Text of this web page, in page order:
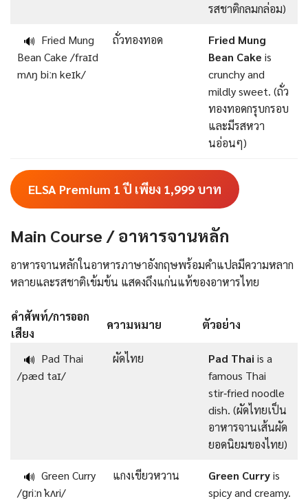
รสชาติกลมกล่อม)
🔊 Fried Mung
Bean Cake /fraɪd
mʌŋ biːn keɪk/
ถั่วทองทอด
Fried Mung
Bean Cake is
crunchy and
mildly sweet. (ถั่ว
ทองทอดกรุบกรอบ
และมีรสหวา
นอ่อนๆ)
ELSA Premium 1 ปี เพียง 1,999 บาท
Main Course / อาหารจานหลัก
อาหารจานหลักในอาหารภาษาอังกฤษพร้อมคําแปลมีความหลาก
หลายและรสชาติเข้มข้น แสดงถึงแก่นแท้ของอาหารไทย
คำศัพท์/การออก
เสียง
ความหมาย ตัวอย่าง
🔊 Pad Thai
/pæd taɪ/
ผัดไทย Pad Thai is a
famous Thai
stir‑fried noodle
dish. (ผัดไทยเป็น
อาหารจานเส้นผัด
ยอดนิยมของไทย)
🔊 Green Curry
/ɡriːn ˈkʌri/
แกงเขียวหวาน Green Curryis
spicy and creamy.